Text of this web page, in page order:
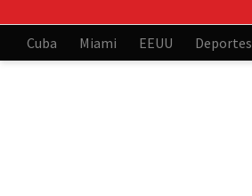
Cuba Miami EEUU Deportes